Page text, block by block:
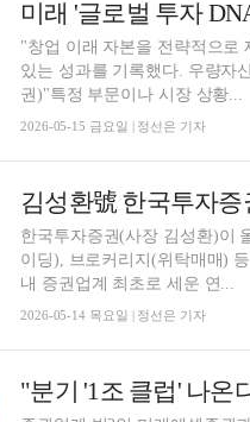
"창업 이래 자본을 전략적으로
있는 성과를 기록했다. 우량자
권)"특정 부문이나 시장 상황...
2026-05-15 금요일 | 정선은 기자
한국투자증권(사장 김성환)이
이딩), 브로커리지(위탁매매)
내 증권업계 최초로 세운 연...
2026-05-14 목요일 | 정선은 기자